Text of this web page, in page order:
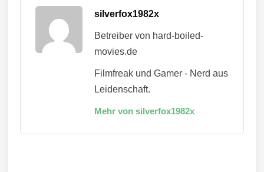
silverfox1982x
Betreiber von hard-boiled-
movies.de
Filmfreak und Gamer - Nerd aus
Leidenschaft.
Mehr von silverfox1982x